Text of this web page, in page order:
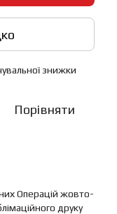
знижки
Порівняти
Операцій жовто-
друку